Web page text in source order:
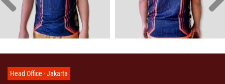
Head Office - Jakarta